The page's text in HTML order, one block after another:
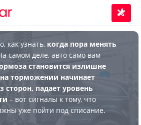
как узнать, когда пора менять
самом деле, авто само вам
становится излишне
торможении начинает
сторон, падает уровень
– вот сигналы к тому, что
уже пойти под списание.